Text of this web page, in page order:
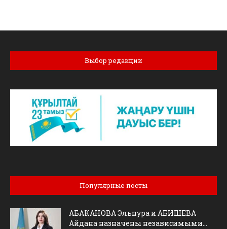
Выбор редакции
Популярные посты
АБАКАНОВА Эльнура и АБИШЕВА
Айдана назначены независимыми...